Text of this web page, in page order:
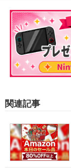
関連記事